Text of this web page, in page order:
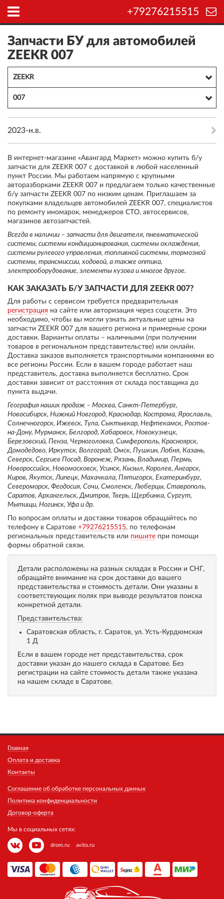
+79276215515
Запчасти БУ для автомобилей
ZEEKR 007
ZEEKR
007
2023-н.в.
В интернет-магазине «Авангард Маркет» можно купить б/у
запчасти для ZEEKR 007 с доставкой в любой населенный
пункт России. Мы работаем напрямую с крупными
авторазборками ZEEKR 007 и предлагаем только качественные
б/у запчасти ZEEKR 007 по низким ценам. Приглашаем за
покупками владельцев автомобилей ZEEKR 007, специалистов
по ремонту иномарок, менеджеров СТО, автосервисов,
магазинов автозапчастей.
Всегда в наличии – запчасти для двигателя, пневматической
системы, системы кондиционирования, системы охлаждения,
системы рулевого управления, топливной системы, тормозной
системы, трансмиссии, ходовой, а также оптика,
электрооборудование, элементы кузова и многое другое.
КАК ЗАКАЗАТЬ Б/У ЗАПЧАСТИ ДЛЯ ZEEKR 007?
Для работы с сервисом требуется предварительная
регистрация на сайте или авторизация через соцсети. Это
необходимо, чтобы вы могли узнать актуальные цены на
запчасти ZEEKR 007 для вашего региона и примерные сроки
доставки. Варианты оплаты – наличными (при получении
товаров в региональном представительстве) или онлайн.
Доставка заказов выполняется транспортными компаниями во
все регионы России. Если в вашем городе работает наш
представитель, доставка выполняется бесплатно. Срок
доставки зависит от расстояния от склада поставщика до
пункта выдачи.
География наших продаж – Москва, Санкт-Петербург,
Новосибирск, Нижний Новгород, Краснодар, Кострома, Ярославль,
Солнечногорск, Ижевск, Тула, Сыктывкар, Нефтекамск, Ростов-
на-Дону, Мурманск, Белгород, Хабаровск, Новокузнецк,
Березовский, Пенза, Черноголовка, Симферополь, Красноярск,
Домодедово, Иркутск, Волгоград, Омск, Пушкин, Лобня, Казань,
Северск, Сергиев Посад, Воронеж, Рязань, Владимир, Пермь,
Новороссийск, Новомосковск, Усинск, Кызыл, Королев, Ангарск,
Киров, Якутск, Липецк, Махачкала, Пятигорск, Екатеринбург,
Североморск, Феодосия, Сочи, Смоленск, Люберцы, Ставрополь,
Саратов, Архангельск, Дмитров, Тверь, Щербинка, Сургут,
Мытищи, Ногинск, Уфа и др.
По вопросам оплаты и доставки товаров обращайтесь по
телефону в Саратове +79276215515, по телефонам
региональных представительств или пишите при помощи
формы обратной связи.
Детали расположены на разных складах в России и СНГ,
обращайте внимание на срок доставки до вашего
представительства и стоимость детали. Они указаны в
соответствующих полях при выводе результатов поиска
конкретной детали.
Представительства:
Саратовская область, г. Саратов, ул. Усть-Курдюмская
1 Д
Если в вашем городе нет представительства, срок
доставки указан до нашего склада в Саратове. Без
регистрации на сайте стоимость детали также указана
на нашем складе в Саратове.
Главная
Оплата и доставка
Контакты
Соглашение об обработке персональных данных
Политика конфиденциальности
Договор-оферта
Мы в социальных сетях:
drom.ru avito.ru